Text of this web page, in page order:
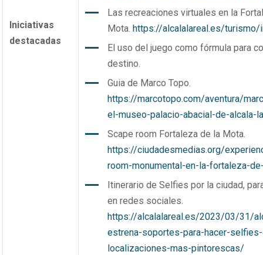
Iniciativas
destacadas
Las recreaciones virtuales en la
Mota. https://alcalalareal.es/turismo/
El uso del juego como fórmula para
destino.
Guia de Marco Topo.
https://marcotopo.com/aventura/
el-museo-palacio-abacial-de-alcala-
Scape room Fortaleza de la Mota.
https://ciudadesmedias.org/
room-monumental-en-la-fortaleza-
Itinerario de Selfies por la ciudad,
en redes sociales.
https://alcalalareal.es/2023/03/31/
estrena-soportes-para-hacer-
localizaciones-mas-pintorescas/